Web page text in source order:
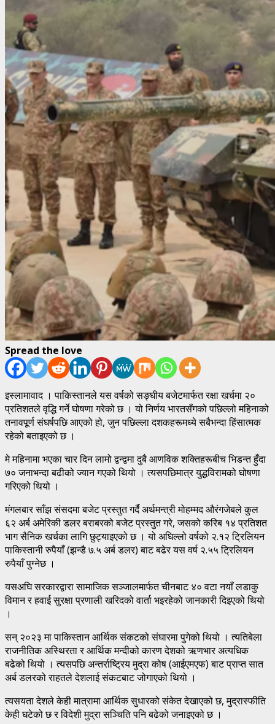
Spread the love
इस्लामावाद । पाकिस्तानले यस वर्षको सङ्घीय बजेटमार्फत रक्षा खर्चमा २०
प्रतिशतले वृद्धि गर्ने घोषणा गरेको छ । यो निर्णय भारतसँगको पछिल्लो महिनाको
तनावपूर्ण संघर्षपछि आएको हो, जुन पछिल्ला दशकहरूमध्ये सबैभन्दा हिंसात्मक
रहेको बताइएको छ ।
मे महिनामा भएका चार दिन लामो द्वन्द्वमा दुबै आणविक शक्तिहरूबीच भिडन्त हुँदा
७० जनाभन्दा बढीको ज्यान गएको थियो । त्यसपछिमात्र युद्धविरामको घोषणा
गरिएको थियो ।
मंगलबार साँझ संसदमा बजेट प्रस्तुत गर्दै अर्थमन्त्री मोहम्मद औरंगजेबले कुल
६२ अर्ब अमेरिकी डलर बराबरको बजेट प्रस्तुत गरे, जसको करिब १४ प्रतिशत
भाग सैनिक खर्चका लागि छुट्याइएको छ । यो अघिल्लो वर्षको २.१२ ट्रिलियन
पाकिस्तानी रुपैयाँ (झन्डै ७.५ अर्ब डलर) बाट बढेर यस वर्ष २.५५ ट्रिलियन
रुपैयाँ पुग्नेछ ।
यसअघि सरकारद्वारा सामाजिक सञ्जालमार्फत चीनबाट ४० वटा नयाँ लडाकु
विमान र हवाई सुरक्षा प्रणाली खरिदको वार्ता भइरहेको जानकारी दिइएको थियो
।
सन् २०२३ मा पाकिस्तान आर्थिक संकटको संघारमा पुगेको थियो । त्यतिबेला
राजनीतिक अस्थिरता र आर्थिक मन्दीको कारण देशको ऋणभार अत्यधिक
बढेको थियो । त्यसपछि अन्तर्राष्ट्रिय मुद्रा कोष (आईएमएफ) बाट प्राप्त सात
अर्ब डलरको राहतले देशलाई संकटबाट जोगाएको थियो ।
त्यसयता देशले केही मात्रामा आर्थिक सुधारको संकेत देखाएको छ, मुद्रास्फीति
केही घटेको छ र विदेशी मुद्रा सञ्चिति पनि बढेको जनाइएको छ ।